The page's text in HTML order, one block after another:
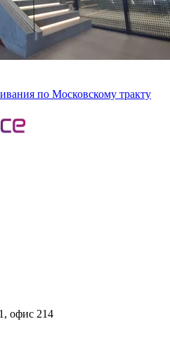
по Московскому тракту
офис 214